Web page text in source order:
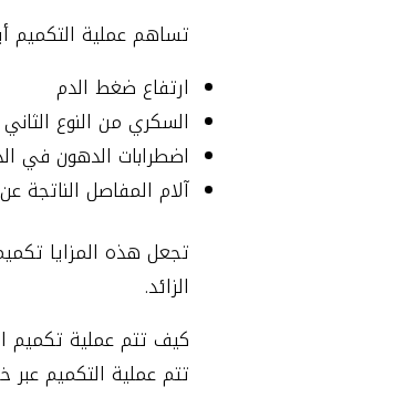
تساهم عملية التكميم
ارتفاع ضغط الدم
السكري من النوع الثاني
اضطرابات الدهون في
آلام المفاصل الناتجة عن
تجعل هذه المزايا
الزائد.
كيف تتم عملية تكميم
تتم عملية التكميم عبر